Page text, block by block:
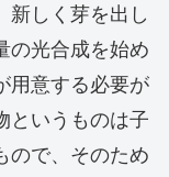
新しく芽を出し
の光合成を始め
用意する必要が
というものは子
ので、そのため